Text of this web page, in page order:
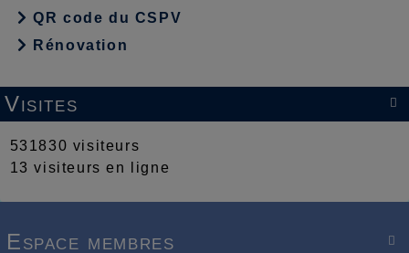
QR code du CSPV
Rénovation

Visites
531830 visiteurs
13 visiteurs en ligne

Espace membres